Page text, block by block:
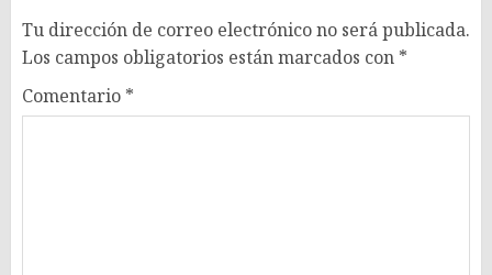
Tu dirección de correo electrónico no será publicada.
Los campos obligatorios están marcados con *
Comentario *